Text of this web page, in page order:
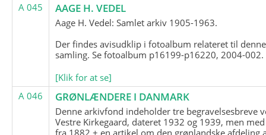
A 045
AAGE H. VEDEL
Aage H. Vedel: Samlet arkiv 1905-1963.
Der findes avisudklip i fotoalbum relateret til denne
samling. Se fotoalbum p16199-p16220, 2004-002.
[Klik for at se]
A 046
GRØNLÆNDERE I DANMARK
Denne arkivfond indeholder tre begravelsesbreve
Vestre Kirkegaard, dateret 1932 og 1939, men
fra 1882 + en artikel om den grønlandske afdeling